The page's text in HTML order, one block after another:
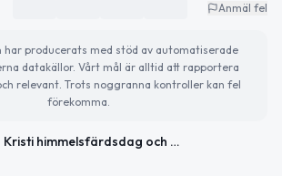
Anmäl fel
har producerats med stöd av automatiserade
datakällor. Vårt mål är alltid att rapportera
relevant. Trots noggranna kontroller kan fel
förekomma.
Kristi himmelsfärdsdag och Folknykterhetens dag – Lugn helg i Gällivare